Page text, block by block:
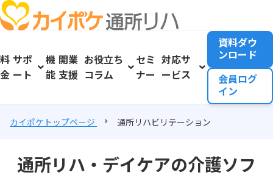
料
金
サポ
ート
機
能
開業
支援
お役立ち
コラム
セミ
ナー
対応サ
ービス
資料ダウ
ンロード
会員ログ
イン
カイポケトップページ 通所リハビリテーション
通所リハ・デイケアの介護ソフ